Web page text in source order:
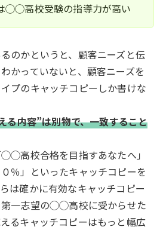
◯◯高校受験の指導力が高い
のかというと、顧客ニーズと伝
かっていないと、顧客ニーズを
プのキャッチコピーしか書けな
る内容”は別物で、一致すること
高校合格を目指すあなたへ」
％」といったキャッチコピーを
は確かに有効なキャッチコピー
第一志望の◯◯高校に受からせた
るキャッチコピーはもっと幅広